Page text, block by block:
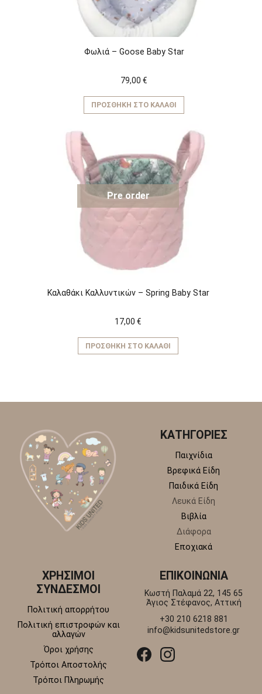
Φωλιά – Goose Baby Star
79,00 €
ΠΡΟΣΘΉΚΗ ΣΤΟ ΚΑΛΆΘΙ
Pre order
Καλαθάκι Καλλυντικών – Spring Baby Star
17,00 €
ΠΡΟΣΘΉΚΗ ΣΤΟ ΚΑΛΆΘΙ
ΚΑΤΗΓΟΡΙΕΣ
Παιχνίδια
Βρεφικά Είδη
Παιδικά Είδη
Λευκά Είδη
Βιβλία
Διάφορα
Εποχιακά
ΧΡΗΣΙΜΟΙ
ΣΥΝΔΕΣΜΟΙ
Πολιτική απορρήτου
Πολιτική επιστροφών και
αλλαγών
Όροι χρήσης
Τρόποι Αποστολής
Τρόποι Πληρωμής
ΕΠΙΚΟΙΝΩΝΙΑ
Κωστή Παλαμά 22, 145 65
Άγιος Στέφανος, Αττική
+30 210 6218 881
info@kidsunitedstore.gr